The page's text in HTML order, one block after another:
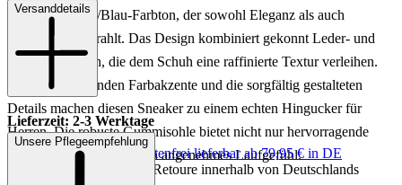
stilvollen Braun/Blau-Farbton, der sowohl Eleganz als auch
Lässigkeit ausstrahlt. Das Design kombiniert gekonnt Leder- und
Textilmaterialien, die dem Schuh eine raffinierte Textur verleihen.
Die kontrastierenden Farbakzente und die sorgfältig gestalteten
Details machen diesen Sneaker zu einem echten Hingucker für
Herren. Die robuste Gummisohle bietet nicht nur hervorragende
Traktion, sondern auch ein angenehmes Laufgefühl.
Versanddetails
Lieferzeit: 2-3 Werktage
Keine Versandkosten:
kostenfrei lieferbar ab 79,95 € in DE
Einfache und Kostenlose Retoure innerhalb von Deutschlands
Unsere Pflegeempfehlung